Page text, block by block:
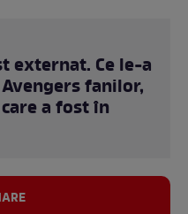
externat. Ce le-a
fanilor,
a fost în